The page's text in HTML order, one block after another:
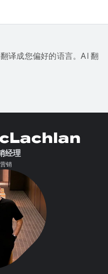
译成您偏好的语言。AI 翻
经理
销